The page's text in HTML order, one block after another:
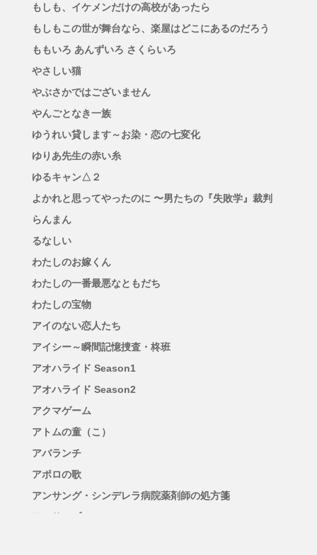
もしも、イケメンだけの高校があったら
もしもこの世が舞台なら、楽屋はどこにあるのだろう
ももいろ あんずいろ さくらいろ
やさしい猫
やぶさかではございません
やんごとなき一族
ゆうれい貸します～お染・恋の七変化
ゆりあ先生の赤い糸
ゆるキャン△２
よかれと思ってやったのに 〜男たちの『失敗学』裁判
らんまん
るなしい
わたしのお嫁くん
わたしの一番最悪なともだち
わたしの宝物
アイのない恋人たち
アイシー～瞬間記憶捜査・柊班
アオハライド Season1
アオハライド Season2
アクマゲーム
アトムの童（こ）
アバランチ
アポロの歌
アンサング・シンデレラ病院薬剤師の処方箋
アンサンブル